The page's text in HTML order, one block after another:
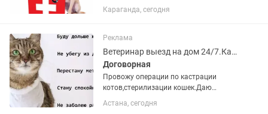
видам животных . КРС , МРС , Собаки ,
кошки , рыбки , птички . В любой район
Патологоанатомические...
Караганда, сегодня
Реклама
Ветеринар выезд на дом 24/7.Кастрация стерилизация кошек,котов
Договорная
Провожу операции по кастрации
котов,стерилизации кошек.Даю
грамотную консультацию.
Ветеринарный врач с высшим
Астана, сегодня